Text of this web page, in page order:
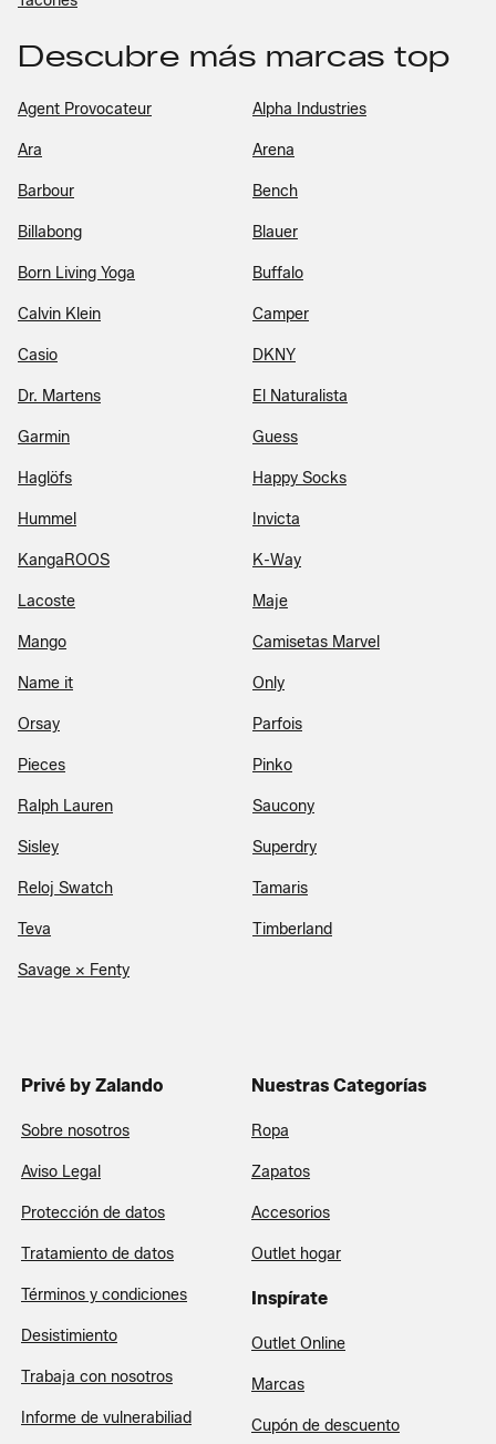
Descubre más marcas top
Agent Provocateur Alpha Industries
Ara Arena
Barbour Bench
Billabong Blauer
Born Living Yoga Buffalo
Calvin Klein Camper
Casio DKNY
Dr. Martens El Naturalista
Garmin Guess
Haglöfs Happy Socks
Hummel Invicta
KangaROOS K-Way
Lacoste Maje
Mango Camisetas Marvel
Name it Only
Orsay Parfois
Pieces Pinko
Ralph Lauren Saucony
Sisley Superdry
Reloj Swatch Tamaris
Teva Timberland
Savage x Fenty
Privé by Zalando
Sobre nosotros
Aviso Legal
Protección de datos
Tratamiento de datos
Términos y condiciones
Desistimiento
Trabaja con nosotros
Informe de vulnerabiliad
Nuestras Categorías
Ropa
Zapatos
Accesorios
Outlet hogar
Inspírate
Outlet Online
Marcas
Cupón de descuento